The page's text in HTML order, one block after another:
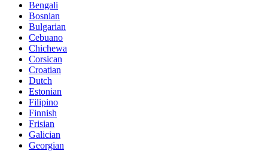
Bengali
Bosnian
Bulgarian
Cebuano
Chichewa
Corsican
Croatian
Dutch
Estonian
Filipino
Finnish
Frisian
Galician
Georgian